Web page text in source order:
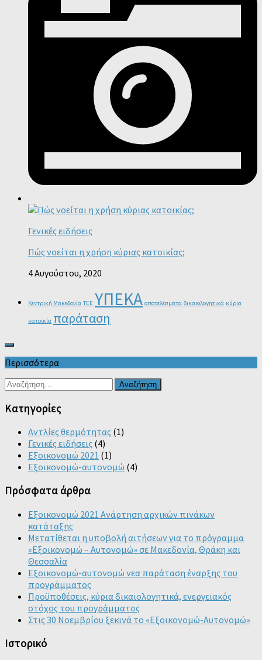
Γενικές ειδήσεις
Πώς νοείται η χρήση κύριας κατοικίας;
4 Αυγούστου, 2020
Κεντρική Μακεδονία ΤΕΕ ΥΠΕΚΑ αποτελέσματα δικαιολογητικά κύρια
κατοικία παράταση
Περισσότερα
Αναζήτηση
Kατηγορίες
Αντλίες θερμότητας (1)
Γενικές ειδήσεις (4)
Εξοικονομώ 2021 (1)
Εξοικονομώ-αυτονομώ (4)
Πρόσφατα άρθρα
Εξοικονομώ 2021 Ανάρτηση αρχικών πινάκων
κατάταξης
Μετατίθεται η υποβολή αιτήσεων για το πρόγραμμα
«Εξοικονομώ – Αυτονομώ» σε Μακεδονία, Θράκη και
Θεσσαλία
Εξοικονομώ-αυτονομώ νεα παράταση έναρξης του
προγράμματος
Προϋποθέσεις, κύρια δικαιολογητικά, ενεργειακός
στόχος του προγράμματος
Στις 30 Νοεμβρίου ξεκινά το «Εξοικονομώ-Αυτονομώ»
Ιστορικό